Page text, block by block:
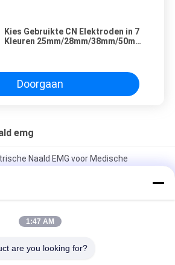
Kies Gebruikte CN Elektroden in 7
Kleuren 25mm/28mm/38mm/50mm
Doorgaan
emg
Naald EMG voor Medische
Concentrische elektrode-stijl voor
EMG-signalen
Concentrische Scherpere Naalden
1:47 AM
are you looking for?